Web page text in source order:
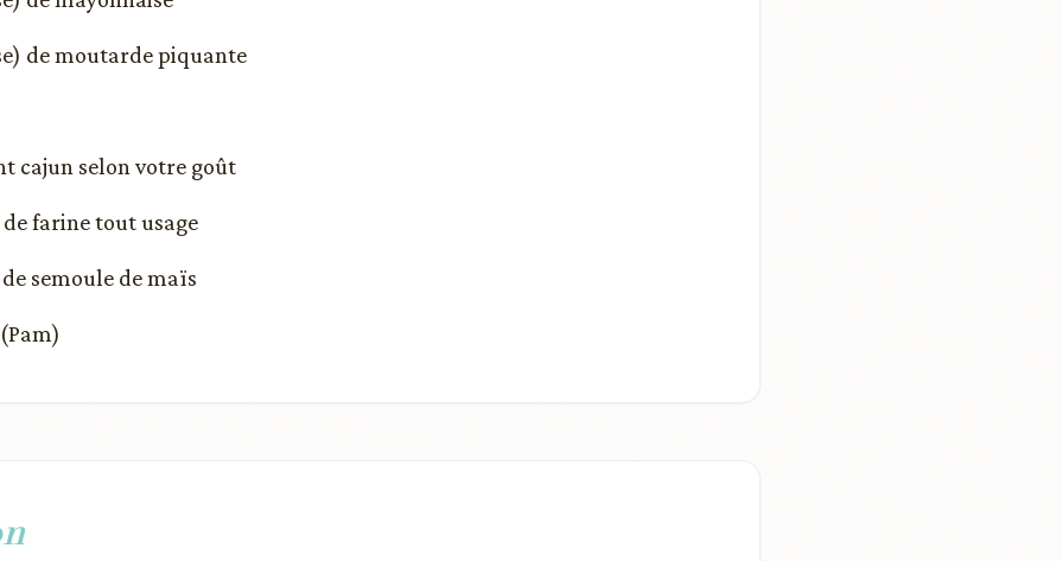
de moutarde piquante
cajun selon votre goût
de farine tout usage
semoule de maïs